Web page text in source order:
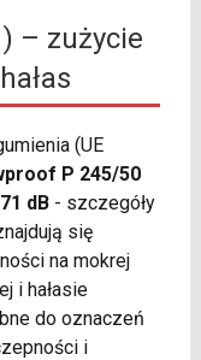
– zużycie
(UE
P 245/50
71 dB- szczegóły
się
na mokrej
i hałasie
do oznaczeń
i